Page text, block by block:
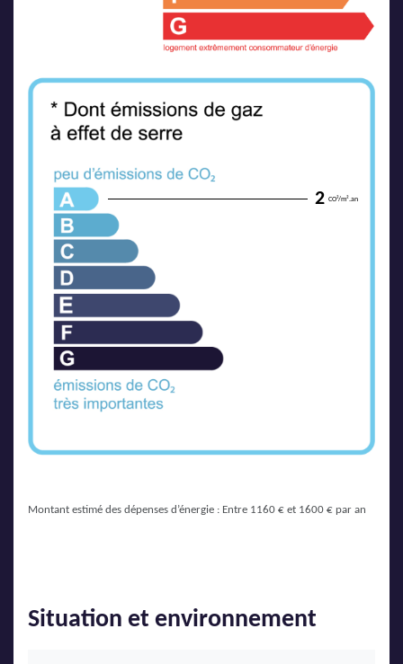
2 CO²/m².an
Montant estimé des dépenses d’énergie : Entre 1160 € et 1600 € par an
Situation et environnement